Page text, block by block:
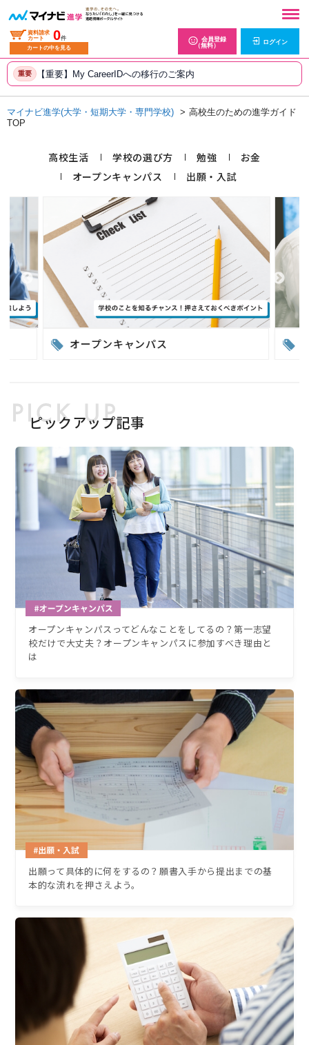
資料請求
カート
0件
カートの中を見る
会員登録
（無料）
ログイン
重要 【重要】My CareerIDへの移行のご案内
マイナビ進学(大学・短期大学・専門学校)
高校生のための進学ガイド
TOP
高校生活 学校の選び方 勉強
お金
オープンキャンパス
出願・入試
オープンキャンパス
ピックアップ記事
オープンキャンパスってどんなことをしてるの？第一志望
校だけで大丈夫？オープンキャンパスに参加すべき理由と
は
出願って具体的に何をするの？願書入手から提出までの基
本的な流れを押さえよう。